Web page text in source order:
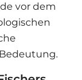
vor dem